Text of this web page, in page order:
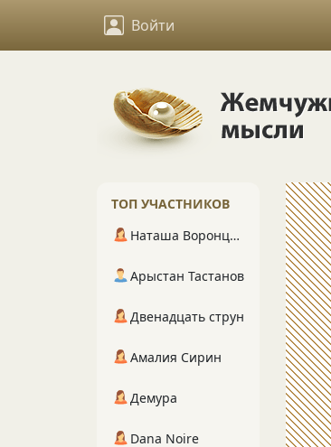
Войти
ТОП УЧАСТНИКОВ
Наташа Воронцова
Арыстан Тастанов
Двенадцать струн
Амалия Сирин
Демура
Dana Noire